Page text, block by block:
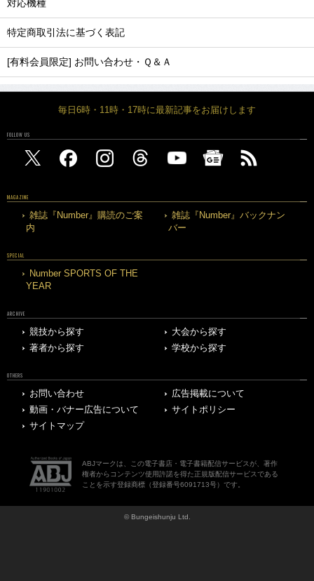
対応機種
特定商取引法に基づく表記
[有料会員限定] お問い合わせ・Ｑ＆Ａ
毎日6時・11時・17時に最新記事をお届けします
FOLLOW US
MAGAZINE
雑誌『Number』購読のご案
内
雑誌『Number』バックナン
バー
SPECIAL
Number SPORTS OF THE
YEAR
ARCHIVE
競技から探す
大会から探す
著者から探す
学校から探す
OTHERS
お問い合わせ
広告掲載について
動画・バナー広告について
サイトポリシー
サイトマップ
ABJマークは、この電子書店・電子書籍配信サービスが、著作
権者からコンテンツ使用許諾を得た正規版配信サービスである
ことを示す登録商標（登録番号6091713号）です。
© Bungeishunju Ltd.